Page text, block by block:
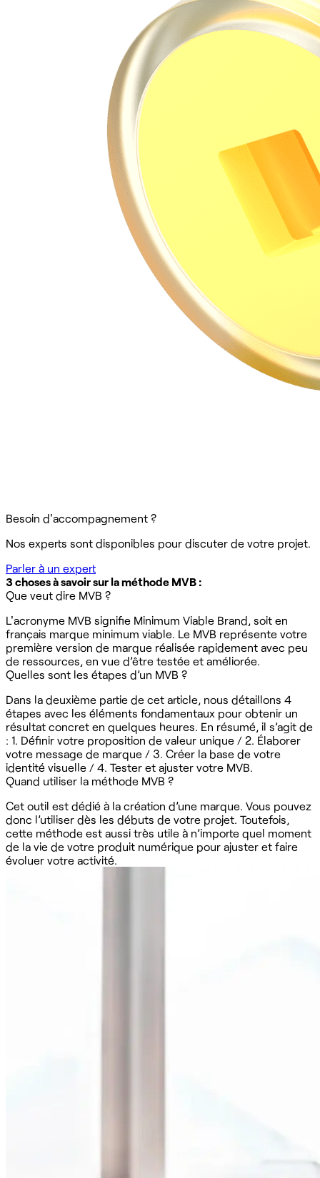
Besoin d'accompagnement ?
Nos experts sont disponibles pour discuter de votre projet.
Parler à un expert
3 choses à savoir sur la méthode MVB :
Que veut dire MVB ?
L'acronyme MVB signifie Minimum Viable Brand, soit en
français marque minimum viable. Le MVB représente votre
première version de marque réalisée rapidement avec peu
de ressources, en vue d’être testée et améliorée.
Quelles sont les étapes d’un MVB ?
Dans la deuxième partie de cet article, nous détaillons 4
étapes avec les éléments fondamentaux pour obtenir un
résultat concret en quelques heures. En résumé, il s’agit de
: 1. Définir votre proposition de valeur unique / 2. Élaborer
votre message de marque / 3. Créer la base de votre
identité visuelle / 4. Tester et ajuster votre MVB.
Quand utiliser la méthode MVB ?
Cet outil est dédié à la création d’une marque. Vous pouvez
donc l’utiliser dès les débuts de votre projet. Toutefois,
cette méthode est aussi très utile à n’importe quel moment
de la vie de votre produit numérique pour ajuster et faire
évoluer votre activité.